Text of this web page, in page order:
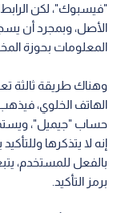
"فيسبوك"، لكن
الأصل، وبمجرد أن
المعلومات بحوزة
وهناك طريقة ثالثة
الهاتف الخلوي،
حساب "جيميل"،
إنه لا يتذكرها
بالفعل للمستخدم،
برمز التأكيد.